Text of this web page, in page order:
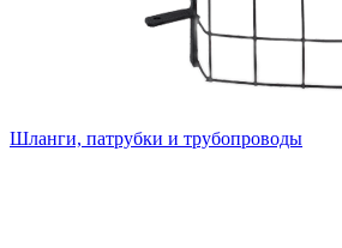
Шланги, патрубки и трубопроводы